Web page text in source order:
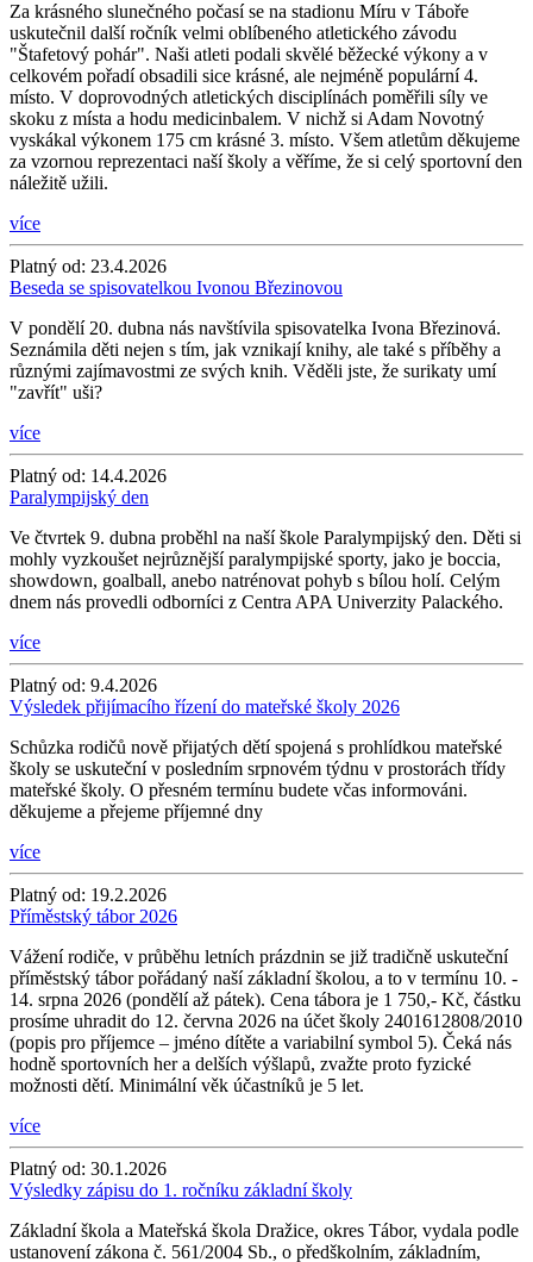
Za krásného slunečného počasí se na stadionu Míru v Táboře
uskutečnil další ročník velmi oblíbeného atletického závodu
"Štafetový pohár". Naši atleti podali skvělé běžecké výkony a v
celkovém pořadí obsadili sice krásné, ale nejméně populární 4.
místo. V doprovodných atletických disciplínách poměřili síly ve
skoku z místa a hodu medicinbalem. V nichž si Adam Novotný
vyskákal výkonem 175 cm krásné 3. místo. Všem atletům děkujeme
za vzornou reprezentaci naší školy a věříme, že si celý sportovní den
náležitě užili.
více
Platný od: 23.4.2026
Beseda se spisovatelkou Ivonou Březinovou
V pondělí 20. dubna nás navštívila spisovatelka Ivona Březinová.
Seznámila děti nejen s tím, jak vznikají knihy, ale také s příběhy a
různými zajímavostmi ze svých knih. Věděli jste, že surikaty umí
"zavřít" uši?
více
Platný od: 14.4.2026
Paralympijský den
Ve čtvrtek 9. dubna proběhl na naší škole Paralympijský den. Děti si
mohly vyzkoušet nejrůznější paralympijské sporty, jako je boccia,
showdown, goalball, anebo natrénovat pohyb s bílou holí. Celým
dnem nás provedli odborníci z Centra APA Univerzity Palackého.
více
Platný od: 9.4.2026
Výsledek přijímacího řízení do mateřské školy 2026
Schůzka rodičů nově přijatých dětí spojená s prohlídkou mateřské
školy se uskuteční v posledním srpnovém týdnu v prostorách třídy
mateřské školy. O přesném termínu budete včas informováni.
děkujeme a přejeme příjemné dny
více
Platný od: 19.2.2026
Příměstský tábor 2026
Vážení rodiče, v průběhu letních prázdnin se již tradičně uskuteční
příměstský tábor pořádaný naší základní školou, a to v termínu 10. -
14. srpna 2026 (pondělí až pátek). Cena tábora je 1 750,- Kč, částku
prosíme uhradit do 12. června 2026 na účet školy 2401612808/2010
(popis pro příjemce – jméno dítěte a variabilní symbol 5). Čeká nás
hodně sportovních her a delších výšlapů, zvažte proto fyzické
možnosti dětí. Minimální věk účastníků je 5 let.
více
Platný od: 30.1.2026
Výsledky zápisu do 1. ročníku základní školy
Základní škola a Mateřská škola Dražice, okres Tábor, vydala podle
ustanovení zákona č. 561/2004 Sb., o předškolním, základním,